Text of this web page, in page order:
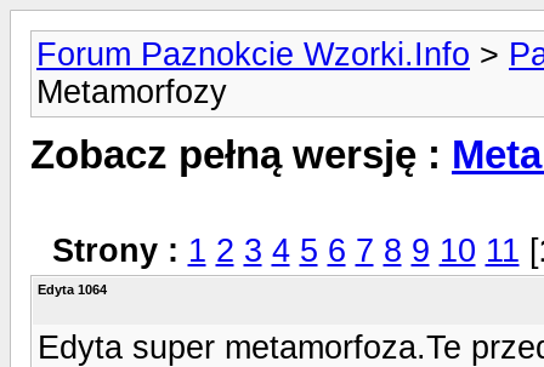
Forum Paznokcie Wzorki.Info >
Metamorfozy
Zobacz pełną wersję :
Strony : 1 2 3 4 5 6 7 8 9 10 11 [
Edyta 1064
Edyta super metamorfoza.Te